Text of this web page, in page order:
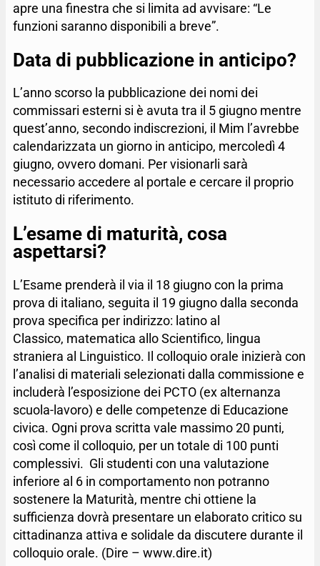
apre una finestra che si limita ad avvisare: “Le
funzioni saranno disponibili a breve”.
Data di pubblicazione in anticipo?
L’anno scorso la pubblicazione dei nomi dei
commissari esterni si è avuta tra il 5 giugno mentre
quest’anno, secondo indiscrezioni, il Mim l’avrebbe
calendarizzata un giorno in anticipo, mercoledì 4
giugno, ovvero domani. Per visionarli sarà
necessario accedere al portale e cercare il proprio
istituto di riferimento.
L’esame di maturità, cosa
aspettarsi?
L’Esame prenderà il via il 18 giugno con la prima
prova di italiano, seguita il 19 giugno dalla seconda
prova specifica per indirizzo: latino al
Classico, matematica allo Scientifico, lingua
straniera al Linguistico. Il colloquio orale inizierà con
l’analisi di materiali selezionati dalla commissione e
includerà l’esposizione dei PCTO (ex alternanza
scuola-lavoro) e delle competenze di Educazione
civica. Ogni prova scritta vale massimo 20 punti,
così come il colloquio, per un totale di 100 punti
complessivi. Gli studenti con una valutazione
inferiore al 6 in comportamento non potranno
sostenere la Maturità, mentre chi ottiene la
sufficienza dovrà presentare un elaborato critico su
cittadinanza attiva e solidale da discutere durante il
colloquio orale. (Dire – www.dire.it)